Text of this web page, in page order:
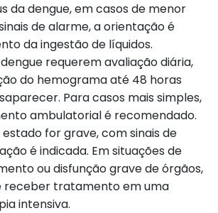
da dengue, em casos de menor
de alarme, a orientação é
da ingestão de líquidos.
requerem avaliação diária,
do hemograma até 48 horas
Para casos mais simples,
ambulatorial é recomendado.
for grave, com sinais de
é indicada. Em situações de
ou disfunção grave de órgãos,
receber tratamento em uma
intensiva.